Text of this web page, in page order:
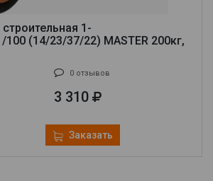
строительная 1-
(14/23/37/22) MASTER 200кг,
квадрат) 00-00019009
0 отзывов
3 310
Заказать